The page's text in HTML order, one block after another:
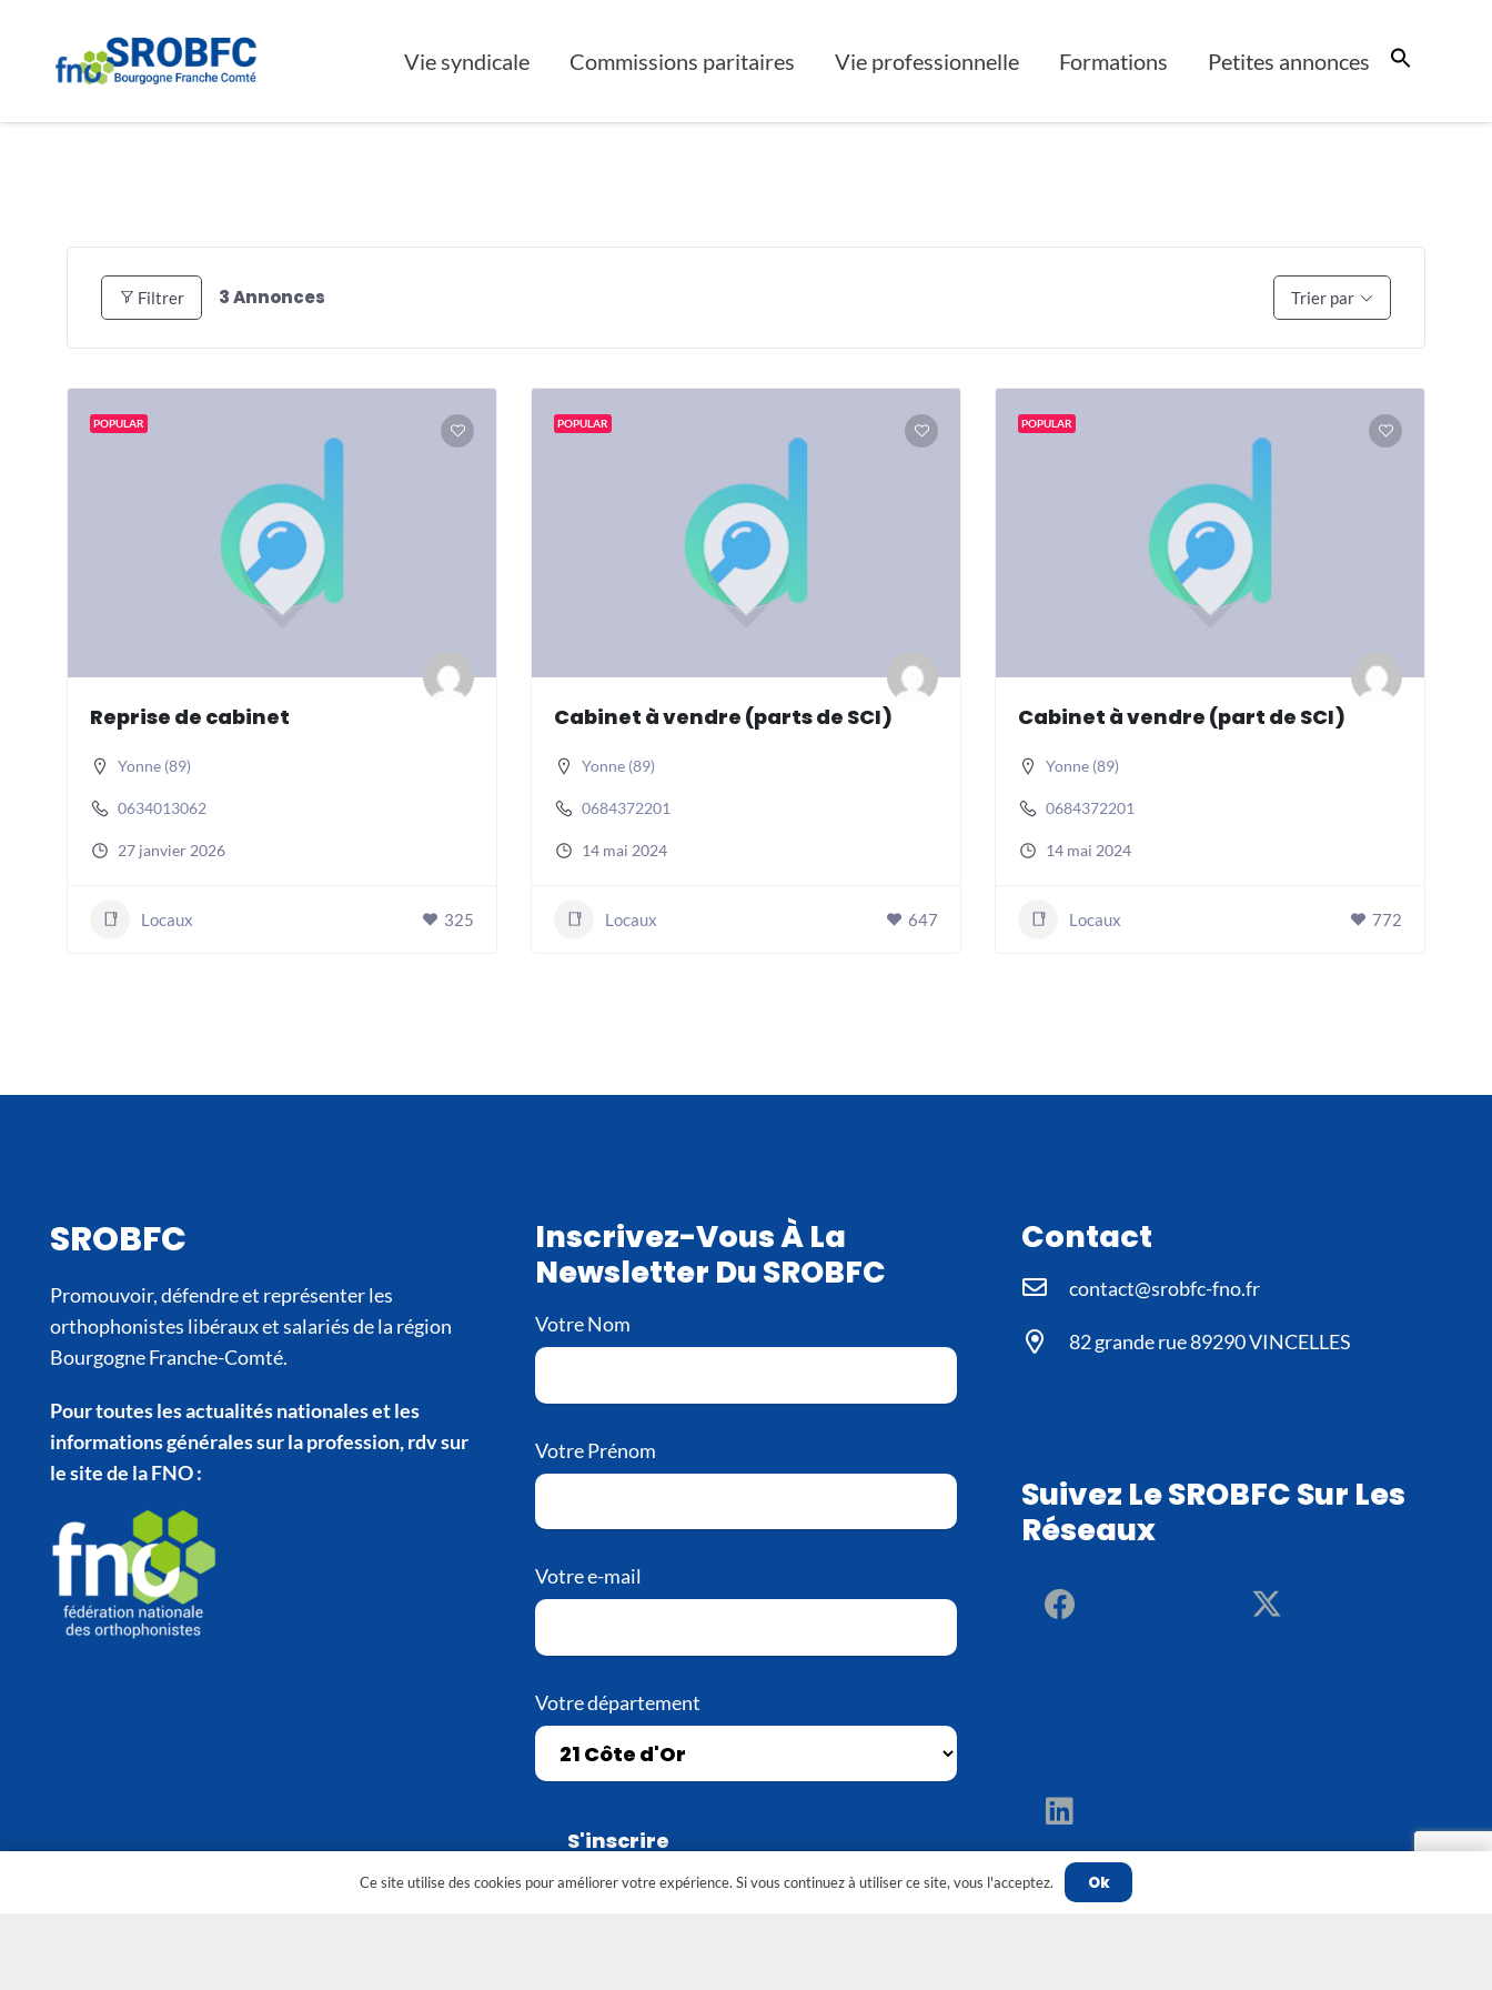
Vie syndicale Commissions paritaires Vie professionnelle Formations Petites annonces
Filtrer 3Annonces Trier par
POPULAR
Reprise de cabinet
Yonne (89)
0634013062
27 janvier 2026
Locaux 325
POPULAR
Cabinet à vendre (parts de SCI)
Yonne (89)
0684372201
14 mai 2024
Locaux 647
POPULAR
Cabinet à vendre (part de SCI)
Yonne (89)
0684372201
14 mai 2024
Locaux 772
SROBFC
Promouvoir, défendre et représenter les
orthophonistes libéraux et salariés de la région
Bourgogne Franche-Comté.
Pour toutes les actualités nationales et les
informations générales sur la profession, rdv sur
le site de la FNO :
Inscrivez-Vous À La
Newsletter Du SROBFC
Votre Nom
Votre Prénom
Votre e-mail
Votre département
Contact
contact@srobfc-fno.fr
82 grande rue 89290 VINCELLES
Suivez Le SROBFC Sur Les
Réseaux
Ce site utilise des cookies pour améliorer votre expérience. Si vous continuez à utiliser ce site, vous l'acceptez. Ok